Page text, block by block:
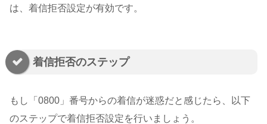
は、着信拒否設定が有効です。
着信拒否のステップ
もし「0800」番号からの着信が迷惑だと感じたら、以下
のステップで着信拒否設定を行いましょう。